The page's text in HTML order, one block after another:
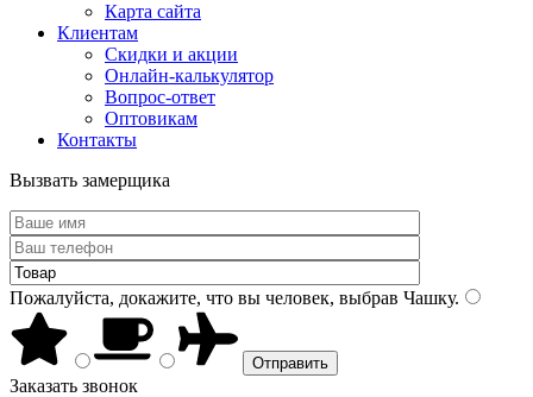
Карта сайта
Клиентам
Скидки и акции
Онлайн-калькулятор
Вопрос-ответ
Оптовикам
Контакты
Вызвать замерщика
Пожалуйста, докажите, что вы человек, выбрав Чашку.
Заказать звонок